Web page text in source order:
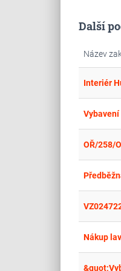
Další
Název
Interiér
Vybavení
OŘ/258/
Nákup